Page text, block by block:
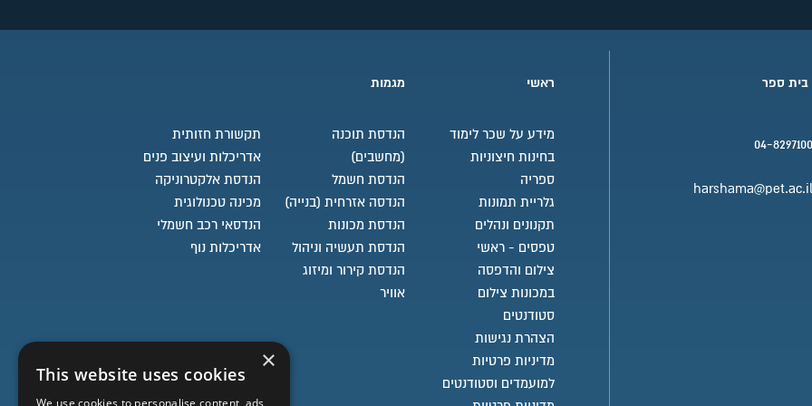
Relevant technical
בית ספר
בית ספר טלפון
04-8297100
harshama@pet.ac.il
ראשי
מידע על שכר לימוד
בחינות חיצוניות
ספריה
גלריית תמונות
תקנונים ונהלים
טפסים - ראשי
צילום והדפסה
במכונות צילום
סטודנטים
הצהרת נגישות
מדיניות פרטיות
למועמדים וסטודנטים
מגמות
הנדסת תוכנה
(מחשבים)
הנדסת חשמל
הנדסה אזרחית (בנייה)
הנדסת מכונות
הנדסת תעשיה וניהול
הנדסת קירור ומיזוג
אוויר
תקשורת חזותית
אדריכלות ועיצוב פנים
הנדסת אלקטרוניקה
מכינה טכנולוגית
הנדסאי רכב חשמלי
אדריכלות נוף
×
This website uses cookies
We use cookies to personalise content, ads